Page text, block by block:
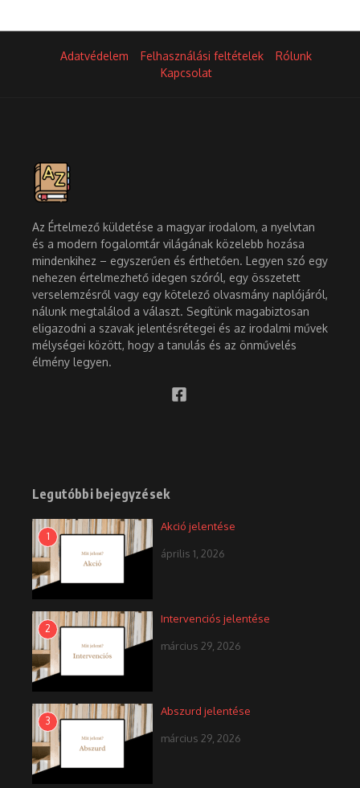
Adatvédelem Felhasználási feltételek
Rólunk
Kapcsolat
Az Értelmező küldetése a magyar irodalom, a nyelvtan
és a modern fogalomtár világának közelebb hozása
mindenkihez – egyszerűen és érthetően. Legyen szó egy
nehezen értelmezhető idegen szóról, egy összetett
verselemzésről vagy egy kötelező olvasmány naplójáról,
nálunk megtalálod a választ. Segítünk magabiztosan
eligazodni a szavak jelentésrétegei és az irodalmi művek
mélységei között, hogy a tanulás és az önművelés
élmény legyen.
Legutóbbi bejegyzések
1
Akció jelentése
április 1, 2026
2
Intervenciós jelentése
március 29, 2026
3
Abszurd jelentése
március 29, 2026